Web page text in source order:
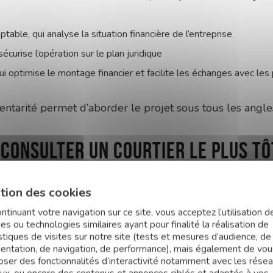
qui analyse la situation financière de l’entreprise
l’opération sur le plan juridique
optimise le montage financier et facilite les échanges avec les
permet d’aborder le projet sous tous les
consulter un courtier le plus
les plus fréquentes consiste à solliciter un courtier
les premières réflexions,le courtier peut aider le
attentes des banques,à constituer un apport
des cookies
votre navigation sur ce site, vous acceptez l’utilisation
ou technologies similaires ayant pour finalité la réalisation de
de visites sur notre site (tests et mesures d’audience, de
de navigation, de performance), mais également de
des fonctionnalités d’interactivité notamment avec les